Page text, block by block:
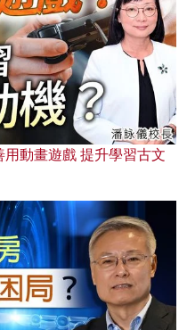
動畫遊戲 提升學習古文